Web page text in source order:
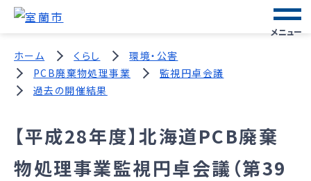
メニュー
ホーム くらし
環境・公害
PCB廃棄物処理事業
監視円卓会議
過去の開催結果
【平成28年度】北海道PCB廃棄
物処理事業監視円卓会議（第39